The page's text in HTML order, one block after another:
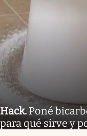
Hack. Poné
para qué sirve y